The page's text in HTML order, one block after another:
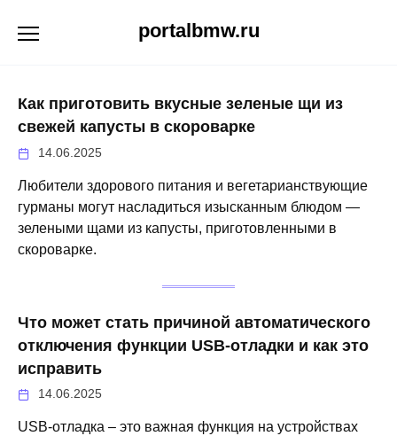
portalbmw.ru
Как приготовить вкусные зеленые щи из
свежей капусты в скороварке
14.06.2025
Любители здорового питания и вегетарианствующие
гурманы могут насладиться изысканным блюдом —
зелеными щами из капусты, приготовленными в
скороварке.
Что может стать причиной автоматического
отключения функции USB-отладки и как это
исправить
14.06.2025
USB-отладка – это важная функция на устройствах